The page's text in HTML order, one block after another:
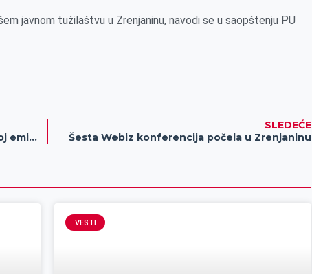
javnom tužilaštvu u Zrenjaninu, navodi se u saopštenju PU
Šta možete da očekujete u našoj narednoj emisiji Agrosat
SLEDEĆE
Šesta Webiz konferencija počela u Zrenjaninu
VESTI